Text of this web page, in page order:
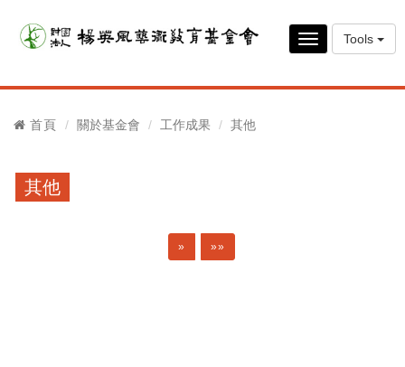
Tools
Toggle
navigation
首頁 關於基金會 工作成果 其他
其他
» »»